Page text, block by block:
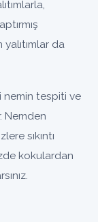
da
nemin tespiti ve
Nemden
sıkıntı
kokulardan